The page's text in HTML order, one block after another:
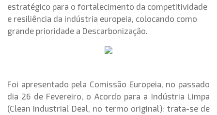
estratégico para o fortalecimento da competitividade
e resiliência da indústria europeia, colocando como
grande prioridade a Descarbonização.
​Foi apresentado pela Comissão Europeia, no passado
dia 26 de Fevereiro, o Acordo para a Indústria Limpa
(Clean Industrial Deal, no termo original): trata-se de